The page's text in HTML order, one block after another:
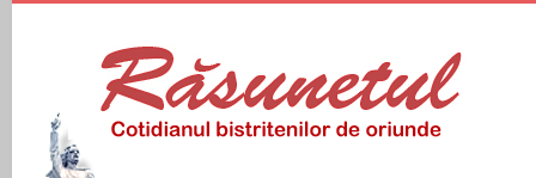
Meniu principal